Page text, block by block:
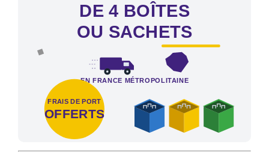
DE 4 BOÎTES
OU SACHETS
EN FRANCE MÉTROPOLITAINE
FRAIS DE PORT
OFFERTS